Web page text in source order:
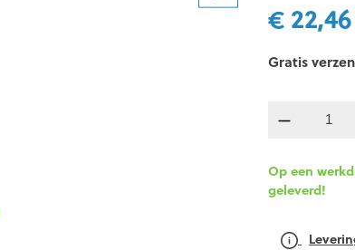
€ 22,46
Gratis
Op een
geleverd!